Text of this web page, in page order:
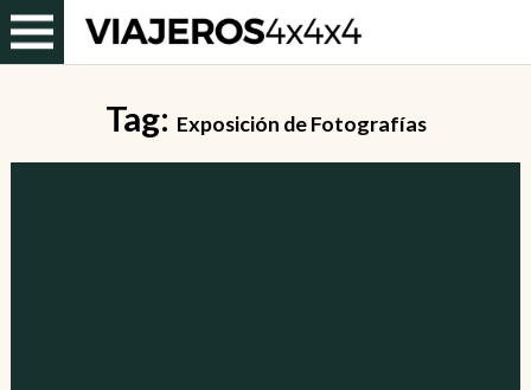
Tag: Exposición de Fotografías